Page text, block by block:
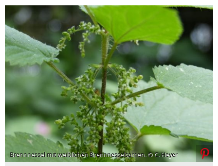
Brennnessel mit weiblichen Brennnesselsamen. © C. Heyer